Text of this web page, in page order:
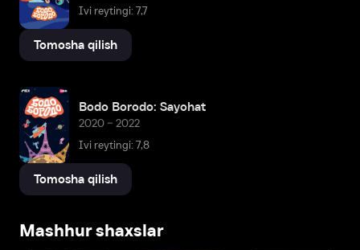
Ivi reytingi: 7,7
Tomosha qilish
Bodo Borodo: Sayohat
2020 – 2022
Ivi reytingi: 7,8
Tomosha qilish
Mashhur shaxslar